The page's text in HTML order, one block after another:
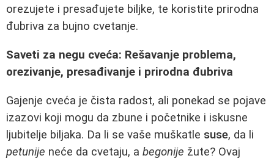
orezujete i presađujete biljke, te koristite prirodna
đubriva za bujno cvetanje.
Saveti za negu cveća: Rešavanje problema,
orezivanje, presađivanje i prirodna đubriva
Gajenje cveća je čista radost, ali ponekad se pojave
izazovi koji mogu da zbune i početnike i iskusne
ljubitelje biljaka. Da li se vaše muškatle suse, da li
petunije neće da cvetaju, a begonije žute? Ovaj